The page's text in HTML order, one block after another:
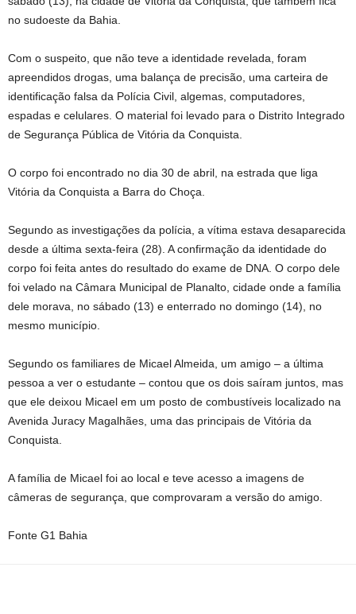
no sudoeste da Bahia.
Com o suspeito, que não teve a identidade revelada, foram
apreendidos drogas, uma balança de precisão, uma carteira de
identificação falsa da Polícia Civil, algemas, computadores,
espadas e celulares. O material foi levado para o Distrito Integrado
de Segurança Pública de Vitória da Conquista.
O corpo foi encontrado no dia 30 de abril, na estrada que liga
Vitória da Conquista a Barra do Choça.
Segundo as investigações da polícia, a vítima estava desaparecida
desde a última sexta-feira (28). A confirmação da identidade do
corpo foi feita antes do resultado do exame de DNA. O corpo dele
foi velado na Câmara Municipal de Planalto, cidade onde a família
dele morava, no sábado (13) e enterrado no domingo (14), no
mesmo município.
Segundo os familiares de Micael Almeida, um amigo – a última
pessoa a ver o estudante – contou que os dois saíram juntos, mas
que ele deixou Micael em um posto de combustíveis localizado na
Avenida Juracy Magalhães, uma das principais de Vitória da
Conquista.
A família de Micael foi ao local e teve acesso a imagens de
câmeras de segurança, que comprovaram a versão do amigo.
Fonte G1 Bahia